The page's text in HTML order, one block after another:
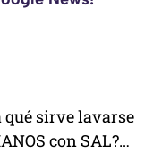
qué sirve lavarse
con SAL?